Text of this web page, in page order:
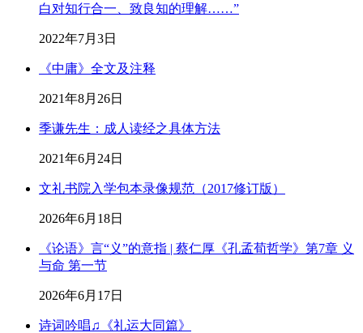
白对知行合一、致良知的理解……”
2022年7月3日
《中庸》全文及注释
2021年8月26日
季谦先生：成人读经之具体方法
2021年6月24日
文礼书院入学包本录像规范（2017修订版）
2026年6月18日
《论语》言“义”的意指 | 蔡仁厚《孔孟荀哲学》第7章 义
与命 第一节
2026年6月17日
诗词吟唱♫《礼运大同篇》